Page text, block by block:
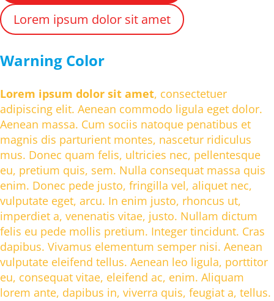
Lorem ipsum dolor sit amet
Warning Color
Lorem ipsum dolor sit amet, consectetuer
adipiscing elit. Aenean commodo ligula eget dolor.
Aenean massa. Cum sociis natoque penatibus et
magnis dis parturient montes, nascetur ridiculus
mus. Donec quam felis, ultricies nec, pellentesque
eu, pretium quis, sem. Nulla consequat massa quis
enim. Donec pede justo, fringilla vel, aliquet nec,
vulputate eget, arcu. In enim justo, rhoncus ut,
imperdiet a, venenatis vitae, justo. Nullam dictum
felis eu pede mollis pretium. Integer tincidunt. Cras
dapibus. Vivamus elementum semper nisi. Aenean
vulputate eleifend tellus. Aenean leo ligula, porttitor
eu, consequat vitae, eleifend ac, enim. Aliquam
lorem ante, dapibus in, viverra quis, feugiat a, tellus.